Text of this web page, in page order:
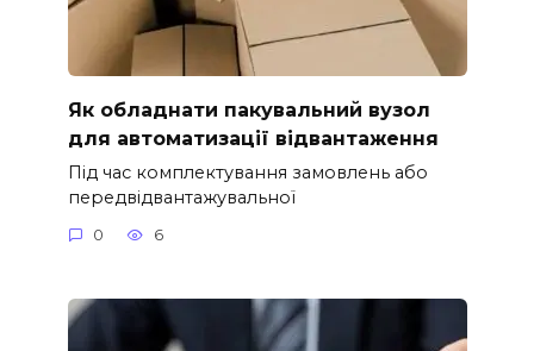
Як обладнати пакувальний вузол
для автоматизації відвантаження
Під час комплектування замовлень або
передвідвантажувальної
0 6